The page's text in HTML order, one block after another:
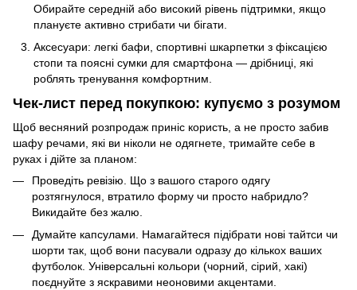
Обирайте середній або високий рівень підтримки, якщо
плануєте активно стрибати чи бігати.
Аксесуари: легкі бафи, спортивні шкарпетки з фіксацією
стопи та поясні сумки для смартфона — дрібниці, які
роблять тренування комфортним.
Чек-лист перед покупкою: купуємо з розумом
Щоб весняний розпродаж приніс користь, а не просто забив
шафу речами, які ви ніколи не одягнете, тримайте себе в
руках і дійте за планом:
Проведіть ревізію. Що з вашого старого одягу
розтягнулося, втратило форму чи просто набридло?
Викидайте без жалю.
Думайте капсулами. Намагайтеся підібрати нові тайтси чи
шорти так, щоб вони пасували одразу до кількох ваших
футболок. Універсальні кольори (чорний, сірий, хакі)
поєднуйте з яскравими неоновими акцентами.